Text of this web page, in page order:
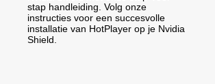
stap handleiding. Volg onze
instructies voor een succesvolle
installatie van HotPlayer op je Nvidia
Shield.